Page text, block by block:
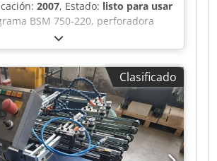
2007, Estado: listo para usar
BSM 750-220, perforadora
de encuadernación según la
– Centrado y guías para cintas
tamaños – Soporte para la parte
e inferior Dodpjiz T TxsfxClasificado